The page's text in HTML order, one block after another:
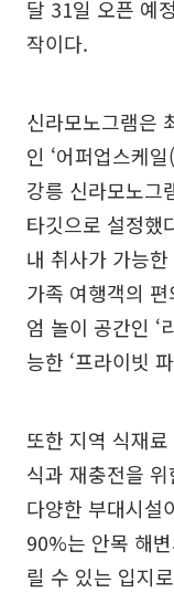
달 31일 오픈 예
작이다.
신라모노그램은
인 ‘어퍼업스케
강릉 신라모노그
타깃으로 설정했
내 취사가 가능
가족 여행객의
엄 놀이 공간인 ‘
능한 ‘프라이빗
또한 지역 식재
식과 재충전을 위
다양한 부대시설
90%는 안목 해
릴 수 있는 입지